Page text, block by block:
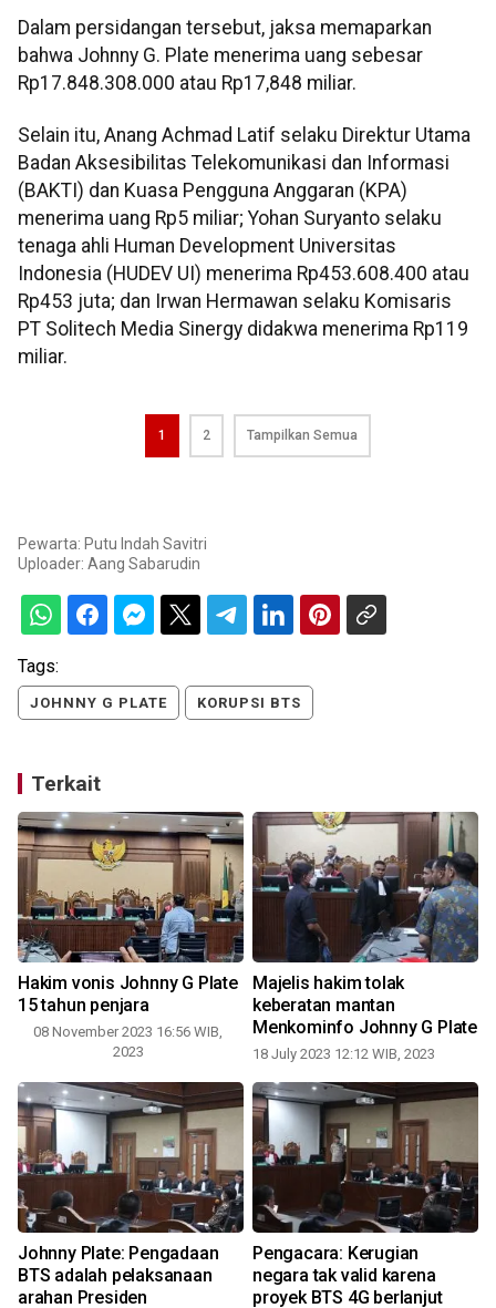
Dalam persidangan tersebut, jaksa memaparkan
bahwa Johnny G. Plate menerima uang sebesar
Rp17.848.308.000 atau Rp17,848 miliar.
Selain itu, Anang Achmad Latif selaku Direktur Utama
Badan Aksesibilitas Telekomunikasi dan Informasi
(BAKTI) dan Kuasa Pengguna Anggaran (KPA)
menerima uang Rp5 miliar; Yohan Suryanto selaku
tenaga ahli Human Development Universitas
Indonesia (HUDEV UI) menerima Rp453.608.400 atau
Rp453 juta; dan Irwan Hermawan selaku Komisaris
PT Solitech Media Sinergy didakwa menerima Rp119
miliar.
1 2 Tampilkan Semua
Pewarta: Putu Indah Savitri
Uploader: Aang Sabarudin
Tags:
JOHNNY G PLATE KORUPSI BTS
Terkait
Hakim vonis Johnny G Plate
15 tahun penjara
08 November 2023 16:56 WIB,
2023
Majelis hakim tolak
keberatan mantan
Menkominfo Johnny G Plate
18 July 2023 12:12 WIB, 2023
Johnny Plate: Pengadaan
BTS adalah pelaksanaan
arahan Presiden
Pengacara: Kerugian
negara tak valid karena
proyek BTS 4G berlanjut